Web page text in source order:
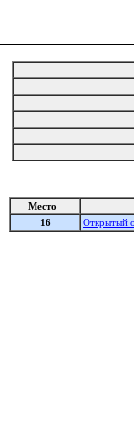
Место
16
Открытый